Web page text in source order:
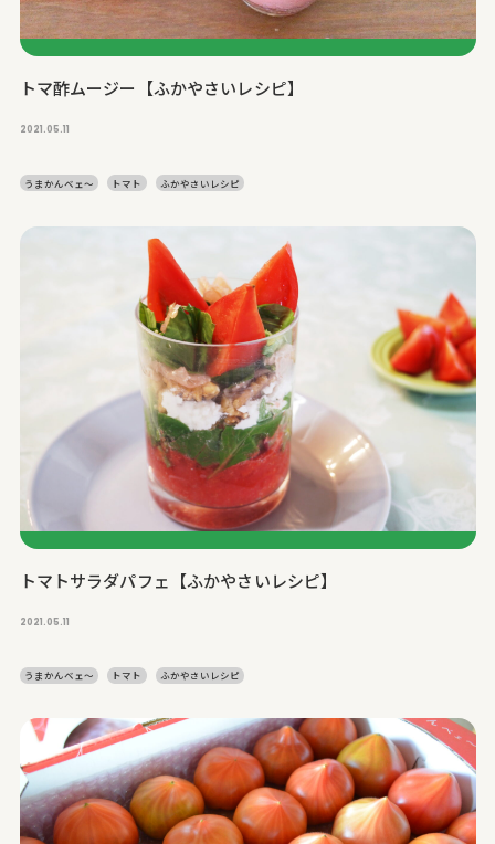
トマ酢ムージー【ふかやさいレシピ】
2021.05.11
うまかんベェ～ トマト ふかやさいレシピ
トマトサラダパフェ【ふかやさいレシピ】
2021.05.11
うまかんベェ～ トマト ふかやさいレシピ